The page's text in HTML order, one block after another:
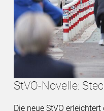
StVO-Novelle:
Die neue StVO